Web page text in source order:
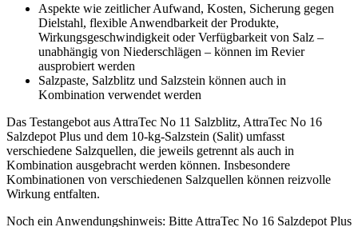
Aspekte wie zeitlicher Aufwand, Kosten, Sicherung gegen
Dielstahl, flexible Anwendbarkeit der Produkte,
Wirkungsgeschwindigkeit oder Verfügbarkeit von Salz –
unabhängig von Niederschlägen – können im Revier
ausprobiert werden
Salzpaste, Salzblitz und Salzstein können auch in
Kombination verwendet werden
Das Testangebot aus AttraTec No 11 Salzblitz, AttraTec No 16
Salzdepot Plus und dem 10-kg-Salzstein (Salit) umfasst
verschiedene Salzquellen, die jeweils getrennt als auch in
Kombination ausgebracht werden können. Insbesondere
Kombinationen von verschiedenen Salzquellen können reizvolle
Wirkung entfalten.
Noch ein Anwendungshinweis: Bitte AttraTec No 16 Salzdepot Plus